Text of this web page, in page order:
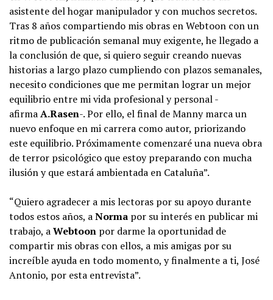
asistente del hogar manipulador y con muchos secretos.
Tras 8 años compartiendo mis obras en Webtoon con un
ritmo de publicación semanal muy exigente, he llegado a
la conclusión de que, si quiero seguir creando nuevas
historias a largo plazo cumpliendo con plazos semanales,
necesito condiciones que me permitan lograr un mejor
equilibrio entre mi vida profesional y personal -
afirmaA.Rasen-. Por ello, el final de Manny marca un
nuevo enfoque en mi carrera como autor, priorizando
este equilibrio. Próximamente comenzaré una nueva obra
de terror psicológico que estoy preparando con mucha
ilusión y que estará ambientada en Cataluña”.
“Quiero agradecer a mis lectoras por su apoyo durante
todos estos años, aNorma por su interés en publicar mi
trabajo, aWebtoon por darme la oportunidad de
compartir mis obras con ellos, a mis amigas por su
increíble ayuda en todo momento, y finalmente a ti, José
Antonio, por esta entrevista”.